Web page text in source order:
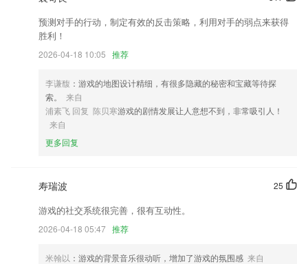
便调试时快速修改规则
修复启动页面底部Logo和后台设置显示不对应问题
优化注册流程，更便捷完善资料
联系我们
以上就是星流网页版的介绍，如果您喜欢这款软件，您可以到应用商店进
行打分评论，说出您的使用经历，以帮助我们更好的对产品进行优化修
预测对手的行动，制定有效的反击策略，利用对手的弱点来获得
胜利！
2026-04-18 10:05 推荐
李谦馥 ：游戏的地图设计精细，有很多隐藏的秘密和宝藏等待探
索。
来自
浦素飞 回复 陈贝寒游戏的剧情发展让人意想不到，非常吸引人！
来自
更多回复
25
寿瑞波
游戏的社交系统很完善，很有互动性。
2026-04-18 05:47 推荐
米翰以 ：游戏的背景音乐很动听，增加了游戏的氛围感 来自